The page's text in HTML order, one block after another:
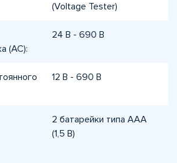
(Voltage Tester)
(AC):
24 В - 690 В
12 В - 690 В
2 батарейки типа AAA
(1,5 В)